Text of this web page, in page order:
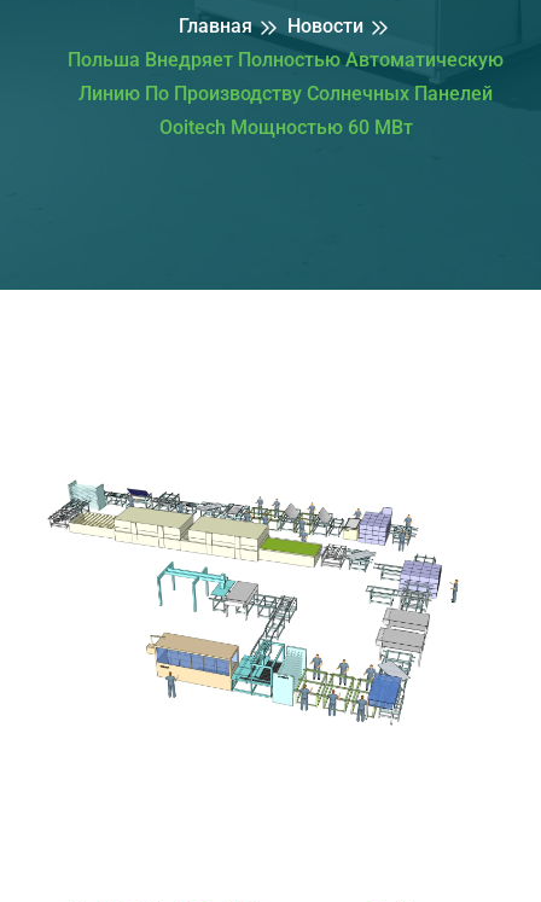
Главная
Новости
Польша Внедряет Полностью Автоматическую
Линию По Производству Солнечных Панелей
Ooitech Мощностью 60 МВт